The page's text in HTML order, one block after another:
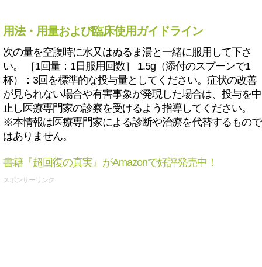
用法・用量および臨床使用ガイドライン
次の量を空腹時に水又はぬるま湯と一緒に服用して下さ
い。 ［1回量：1日服用回数］ 1.5g（添付のスプーンで1
杯）：3回を標準的な投与量としてください。症状の改善
が見られない場合や有害事象が発現した場合は、投与を中
止し医療専門家の診察を受けるよう指導してください。
※本情報は医療専門家による診断や治療を代替するもので
はありません。
書籍『超回復の真実』がAmazonで好評発売中！
スポンサーリンク